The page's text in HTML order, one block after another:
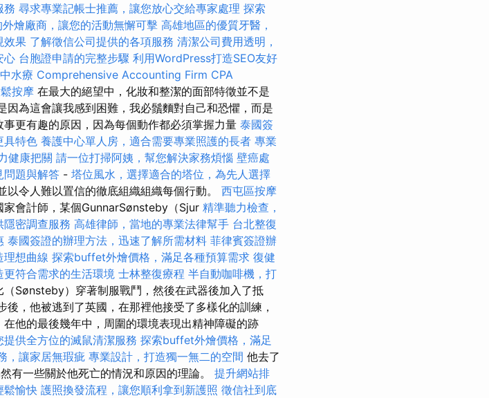
務 尋求專業記帳士推薦，讓您放心交給專家處理 探索
燴廠商，讓您的活動無懈可擊 高雄地區的優質牙醫，
效果 了解徵信公司提供的各項服務 清潔公司費用透明，
心 台胞證申請的完整步驟 利用WordPress打造SEO友好
水療 Comprehensive Accounting Firm CPA
按摩 在最大的絕望中，化妝和整潔的面部特徵並不是
因為這會讓我感到困難，我必鬚麵對自己和恐懼，而是
更有趣的原因，因為每個動作都必須掌握力量 泰國簽
具特色 養護中心單人房，適合需要專業照護的長者 專業
健康把關 請一位打掃阿姨，幫您解決家務煩惱 壁癌處
問題與解答 - 塔位風水，選擇適合的塔位，為先人選擇
以令人難以置信的徹底組織組織每個行動。 西屯區按摩
會計師，某個GunnarSønsteby（Sjur 精準聽力檢查，
隱密調查服務 高雄律師，當地的專業法律幫手 台北整復
泰國簽證的辦理方法，迅速了解所需材料 菲律賓簽證辦
理想曲線 探索buffet外燴價格，滿足各種預算需求 復健
更符合需求的生活環境 士林整復療程 半自動咖啡機，打
Sønsteby）穿著制服戰鬥，然後在武器後加入了抵
後，他被逃到了英國，在那裡他接受了多樣化的訓練，
他的最後幾年中，周圍的環境表現出精神障礙的跡
供全方位的滅鼠清潔服務 探索buffet外燴價格，滿足
，讓家居無瑕疵 專業設計，打造獨一無二的空間 他去了
有一些關於他死亡的情況和原因的理論。 提升網站排
鬆愉快 護照換發流程，讓您順利拿到新護照 徵信社到底